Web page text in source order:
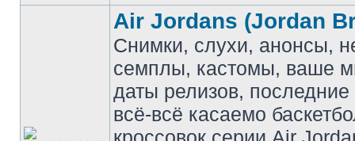
Air Jordans (Jordan
Снимки, слухи, анонсы,
семплы, кастомы, ваше
даты релизов, последние
всё-всё касаемо